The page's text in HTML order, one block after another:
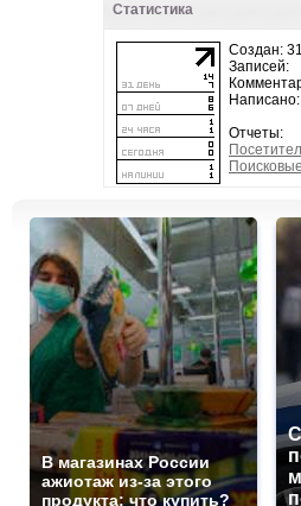
Статистика
Создан:
Записей:
Отчеты:
В магазинах России
ажиотаж из-за этого
продукта: что купить?